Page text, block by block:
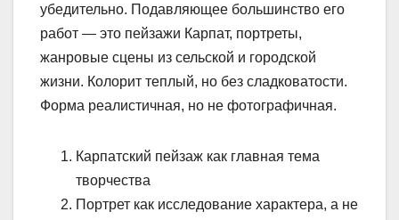
убедительно. Подавляющее большинство его
работ — это пейзажи Карпат, портреты,
жанровые сцены из сельской и городской
жизни. Колорит теплый, но без сладковатости.
Форма реалистичная, но не фотографичная.
Карпатский пейзаж как главная тема
творчества
Портрет как исследование характера, а не